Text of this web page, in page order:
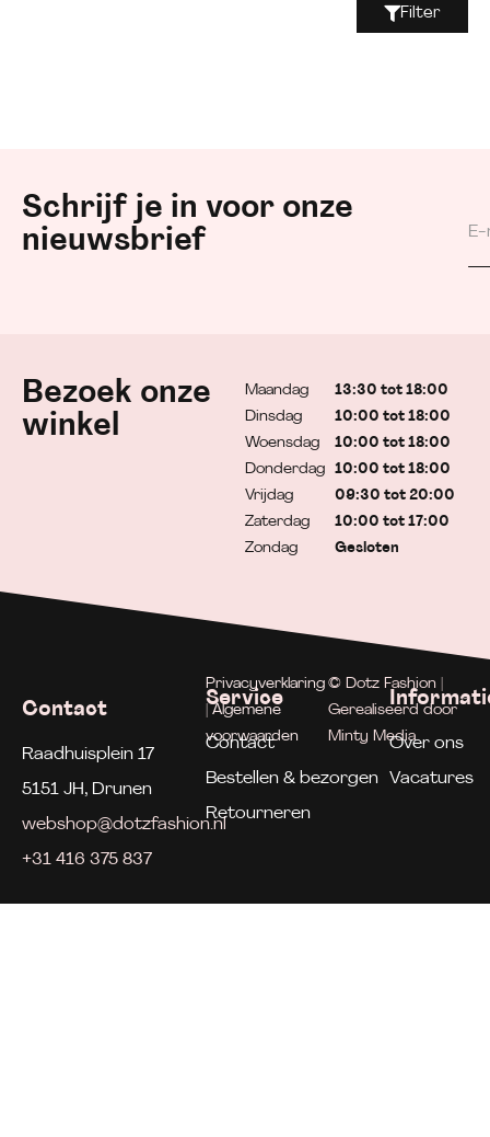
Filter
Schrijf je in voor onze
nieuwsbrief
Bezoek onze
winkel
Maandag
Dinsdag
Woensdag
Donderdag
Vrijdag
Zaterdag
Zondag
13:30 tot 18:00
10:00 tot 18:00
10:00 tot 18:00
10:00 tot 18:00
09:30 tot 20:00
10:00 tot 17:00
Gesloten
Contact
Raadhuisplein 17
5151 JH, Drunen
webshop@dotzfashion.nl
+31 416 375 837
Service
Contact
Bestellen & bezorgen
Retourneren
Over ons
Vacatures
Privacyverklaring
| Algemene
voorwaarden
© Dotz Fashion |
Gerealiseerd door
Minty Media